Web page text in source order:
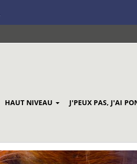
HAUT NIVEAU J'PEUX PAS, J'AI